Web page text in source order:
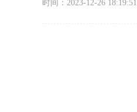
时间：2023-12-26 18:19:51